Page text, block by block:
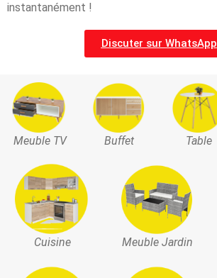
instantanément !
Discuter sur WhatsApp
Meuble TV Buffet Table
Cuisine Meuble Jardin